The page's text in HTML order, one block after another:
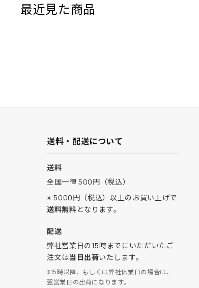
最近見た商品
送料・配送について
送料
全国一律 500円（税込）
※ 5000円（税込）以上のお買い上げで
送料無料となります。
配送
弊社営業日の15時までにいただいたご
注文は当日出荷いたします。
※15時以降、もしくは弊社休業日の場合は、
翌営業日の出荷になります。